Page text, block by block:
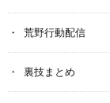
荒野行動配信
裏技まとめ